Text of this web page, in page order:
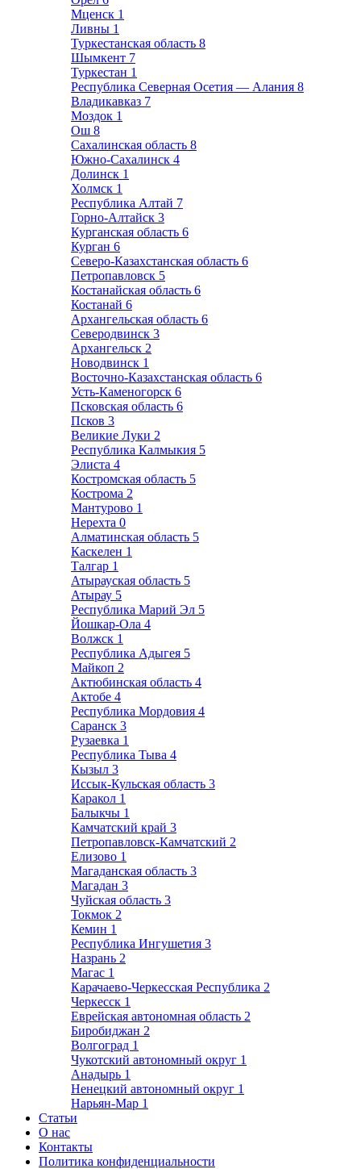
Мценск 1
Ливны 1
Туркестанская область 8
Шымкент 7
Туркестан 1
Республика Северная Осетия — Алания 8
Владикавказ 7
Моздок 1
Ош 8
Сахалинская область 8
Южно-Сахалинск 4
Долинск 1
Холмск 1
Республика Алтай 7
Горно-Алтайск 3
Курганская область 6
Курган 6
Северо-Казахстанская область 6
Петропавловск 5
Костанайская область 6
Костанай 6
Архангельская область 6
Северодвинск 3
Архангельск 2
Новодвинск 1
Восточно-Казахстанская область 6
Усть-Каменогорск 6
Псковская область 6
Псков 3
Великие Луки 2
Республика Калмыкия 5
Элиста 4
Костромская область 5
Кострома 2
Мантурово 1
Нерехта 0
Алматинская область 5
Каскелен 1
Талгар 1
Атырауская область 5
Атырау 5
Республика Марий Эл 5
Йошкар-Ола 4
Волжск 1
Республика Адыгея 5
Майкоп 2
Актюбинская область 4
Актобе 4
Республика Мордовия 4
Саранск 3
Рузаевка 1
Республика Тыва 4
Кызыл 3
Иссык-Кульская область 3
Каракол 1
Балыкчы 1
Камчатский край 3
Петропавловск-Камчатский 2
Елизово 1
Магаданская область 3
Магадан 3
Чуйская область 3
Токмок 2
Кемин 1
Республика Ингушетия 3
Назрань 2
Магас 1
Карачаево-Черкесская Республика 2
Черкесск 1
Еврейская автономная область 2
Биробиджан 2
Волгоград 1
Чукотский автономный округ 1
Анадырь 1
Ненецкий автономный округ 1
Нарьян-Мар 1
Статьи
О нас
Контакты
Политика конфиденциальности